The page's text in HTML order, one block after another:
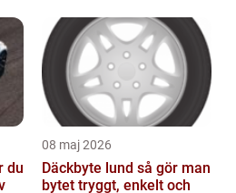
08 maj 2026
Däckbyte lund så gör man
bytet tryggt, enkelt och